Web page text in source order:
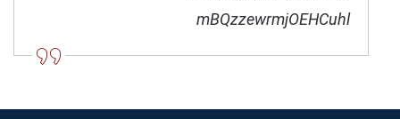
mBQzzewrmjOEHCuhl